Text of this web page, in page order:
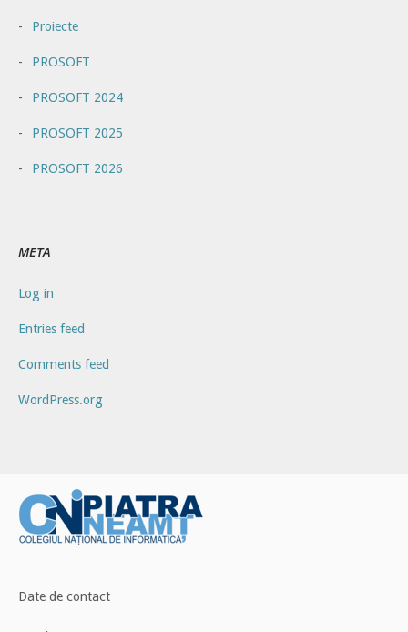
Proiecte
PROSOFT
PROSOFT 2024
PROSOFT 2025
PROSOFT 2026
META
Log in
Entries feed
Comments feed
WordPress.org
Date de contact